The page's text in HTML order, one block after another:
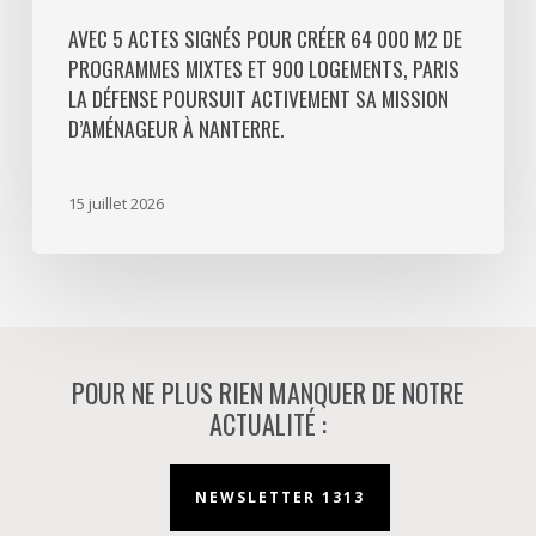
Défense
poursuit
activement
AVEC 5 ACTES SIGNÉS POUR CRÉER 64 000 M2 DE
PROGRAMMES MIXTES ET 900 LOGEMENTS, PARIS
LA DÉFENSE POURSUIT ACTIVEMENT SA MISSION
D’AMÉNAGEUR À NANTERRE.
15 juillet 2026
POUR NE PLUS RIEN MANQUER DE NOTRE
ACTUALITÉ :
NEWSLETTER 1313